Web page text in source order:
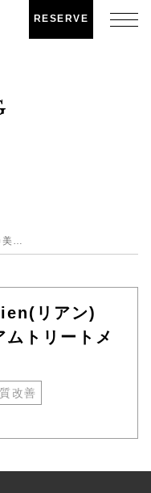
RESERVE
大野城髪質改善美容室Lien(リアン)『美髪チャージプレミアムトリートメント』のお客様です！
リアン)
ムトリートメ
改善